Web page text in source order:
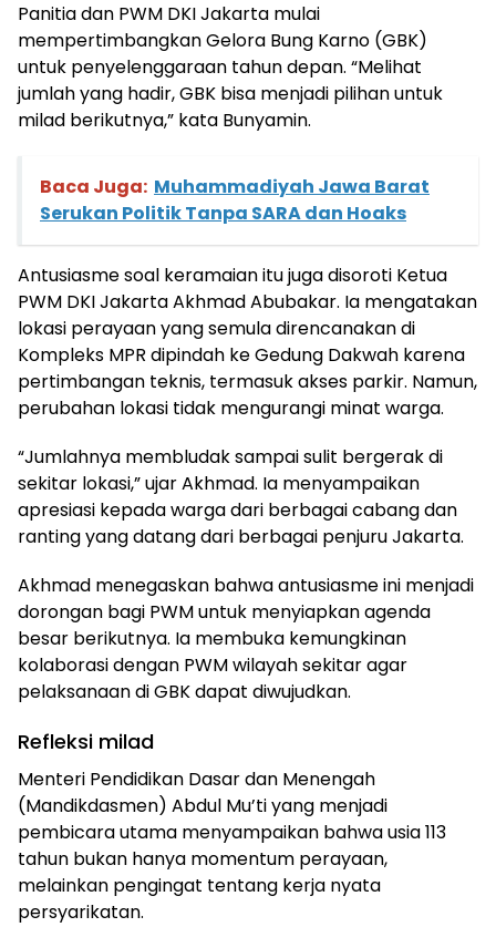
Panitia dan PWM DKI Jakarta mulai
mempertimbangkan Gelora Bung Karno (GBK)
untuk penyelenggaraan tahun depan. “Melihat
jumlah yang hadir, GBK bisa menjadi pilihan untuk
milad berikutnya,” kata Bunyamin.
Baca Juga: Muhammadiyah Jawa Barat
Serukan Politik Tanpa SARA dan Hoaks
Antusiasme soal keramaian itu juga disoroti Ketua
PWM DKI Jakarta Akhmad Abubakar. Ia mengatakan
lokasi perayaan yang semula direncanakan di
Kompleks MPR dipindah ke Gedung Dakwah karena
pertimbangan teknis, termasuk akses parkir. Namun,
perubahan lokasi tidak mengurangi minat warga.
“Jumlahnya membludak sampai sulit bergerak di
sekitar lokasi,” ujar Akhmad. Ia menyampaikan
apresiasi kepada warga dari berbagai cabang dan
ranting yang datang dari berbagai penjuru Jakarta.
Akhmad menegaskan bahwa antusiasme ini menjadi
dorongan bagi PWM untuk menyiapkan agenda
besar berikutnya. Ia membuka kemungkinan
kolaborasi dengan PWM wilayah sekitar agar
pelaksanaan di GBK dapat diwujudkan.
Refleksi milad
Menteri Pendidikan Dasar dan Menengah
(Mandikdasmen) Abdul Mu’ti yang menjadi
pembicara utama menyampaikan bahwa usia 113
tahun bukan hanya momentum perayaan,
melainkan pengingat tentang kerja nyata
persyarikatan.